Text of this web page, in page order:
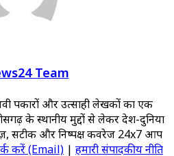
Team
पत्रकारों और उत्साही लेखकों का एक
के स्थानीय मुद्दों से लेकर देश-दुनिया
सटीक और निष्पक्ष कवरेज 24x7 आप
करें (Email) | हमारी संपादकीय नीति